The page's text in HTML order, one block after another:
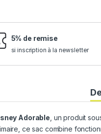
5% de remise
si inscription à la newsletter
Adorable, un produit
ce sac combine